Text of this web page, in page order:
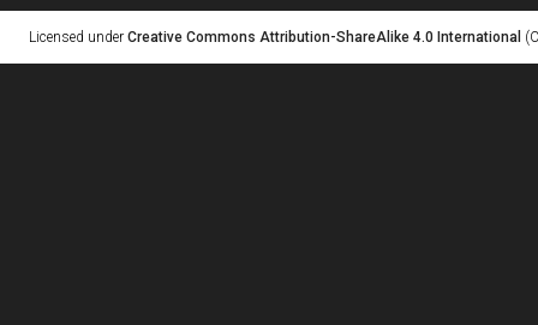
Licensed under Creative Commons Attribution-ShareAlike 4.0 International